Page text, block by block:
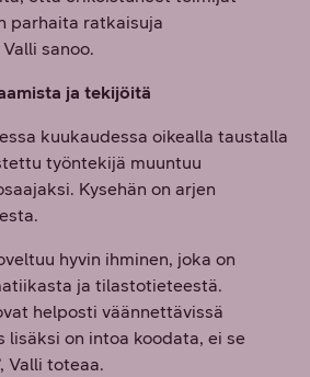
parhaita ratkaisuja
sanoo.
ja tekijöitä
kuukaudessa oikealla taustalla
työntekijä muuntuu
Kysehän on arjen
hyvin ihminen, joka on
ja tilastotieteestä.
helposti väännettävissä
lisäksi on intoa koodata, ei se
Valli toteaa.